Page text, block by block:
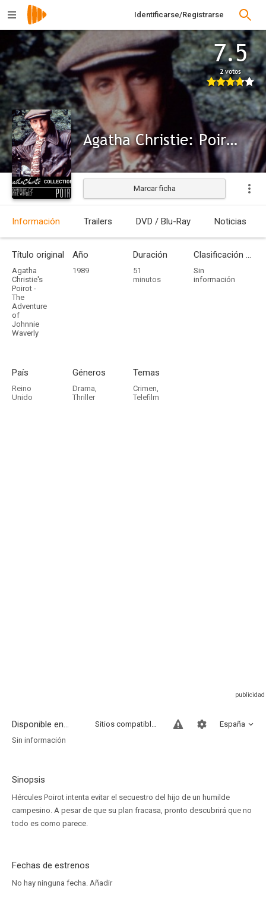
Identificarse/Registrarse
7.5
2 votos
Agatha Christie: Poirot - La aventura de Johnnie Waverly
Marcar ficha
Información Trailers DVD / Blu-Ray Noticias
Título original
Agatha
Christie's
Poirot -
The
Adventure
of
Johnnie
Waverly
Año
1989
Duración
51
minutos
Clasificación por edades
Sin
información
País
Reino
Unido
Géneros
Drama,
Thriller
Temas
Crimen,
Telefilm
Disponible en... España
Sitios compatibles
Sin información
Sinopsis
Hércules Poirot intenta evitar el secuestro del hijo de un humilde
campesino. A pesar de que su plan fracasa, pronto descubrirá que no
todo es como parece.
Fechas de estrenos
No hay ninguna fecha. Añadir